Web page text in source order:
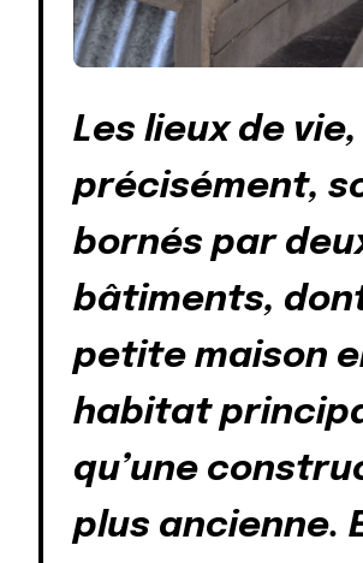
Les lieux de vie,
précisément,
bornés par
bâtiments,
petite maison
habitat
qu’une
plus ancienne.